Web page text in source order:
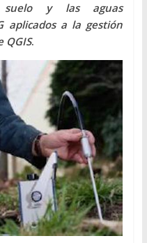
suelo y las aguas
aplicados a la gestión
QGIS.